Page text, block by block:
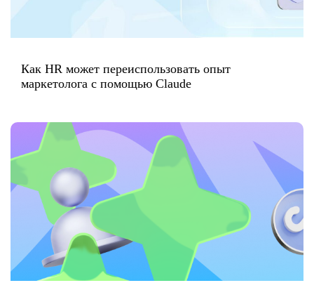
Как HR может переиспользовать опыт
маркетолога с помощью Claude